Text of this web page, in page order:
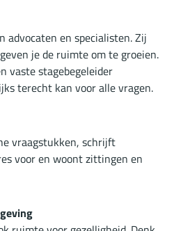
advocaten en specialisten. Zij
je de ruimte om te groeien.
vaste stagebegeleider
terecht kan voor alle vragen.
vraagstukken, schrijft
voor en woont zittingen en